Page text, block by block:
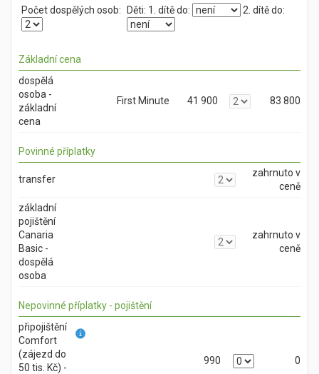
Počet dospělých osob: Děti: 1. dítě do: 2. dítě do:
Základní cena
dospělá
osoba -
základní
cena
First Minute 41 900 83 800
Povinné příplatky
transfer
zahrnuto v
ceně
základní
pojištění
Canaria
Basic -
dospělá
osoba
zahrnuto v
ceně
Nepovinné příplatky - pojištění
připojištění
Comfort
(zájezd do
50 tis. Kč) -
990 0